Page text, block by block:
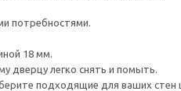
потребностями.
18 мм.
дверцу легко снять и помыть.
подходящие для ваших